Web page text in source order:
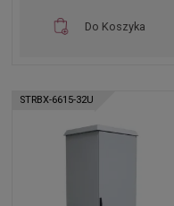
Do Koszyka
STRBX-6615-32U